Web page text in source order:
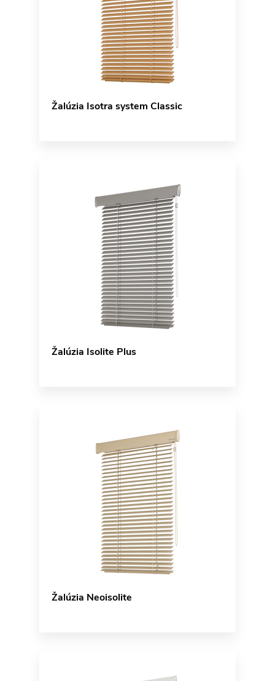
Žalúzia Isotra system Classic
Žalúzia Isolite Plus
Žalúzia Neoisolite